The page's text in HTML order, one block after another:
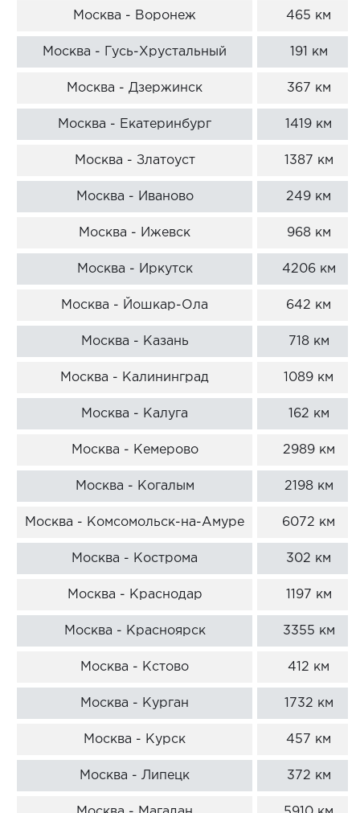
Москва - Воронеж 465 км
Москва - Гусь-Хрустальный 191 км
Москва - Дзержинск 367 км
Москва - Екатеринбург 1419 км
Москва - Златоуст 1387 км
Москва - Иваново 249 км
Москва - Ижевск 968 км
Москва - Иркутск 4206 км
Москва - Йошкар-Ола 642 км
Москва - Казань 718 км
Москва - Калининград 1089 км
Москва - Калуга 162 км
Москва - Кемерово 2989 км
Москва - Когалым 2198 км
Москва - Комсомольск-на-Амуре 6072 км
Москва - Кострома 302 км
Москва - Краснодар 1197 км
Москва - Красноярск 3355 км
Москва - Кстово 412 км
Москва - Курган 1732 км
Москва - Курск 457 км
Москва - Липецк 372 км